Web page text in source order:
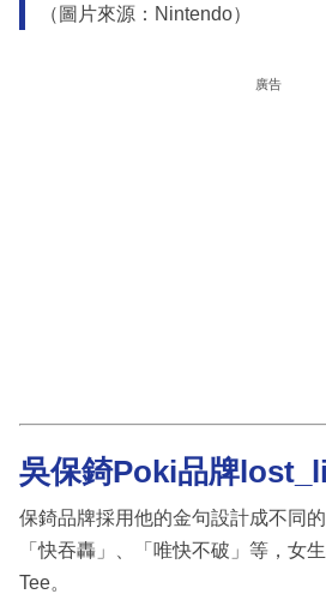
（圖片來源：Nintendo）
廣告
吳保錡Poki品牌
保錡品牌採用他的金句設計成不同
「快吞轟」、「唯快不破」等，女
Tee。